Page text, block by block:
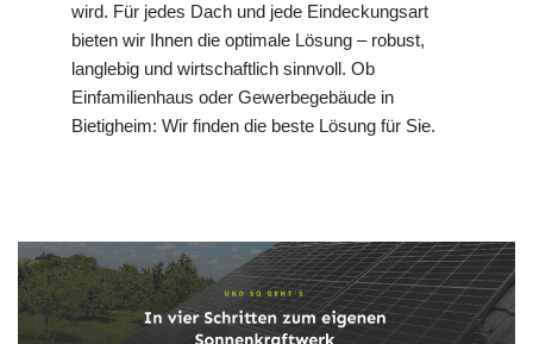
wird. Für jedes Dach und jede Eindeckungsart
bieten wir Ihnen die optimale Lösung – robust,
langlebig und wirtschaftlich sinnvoll. Ob
Einfamilienhaus oder Gewerbegebäude in
Bietigheim: Wir finden die beste Lösung für Sie.